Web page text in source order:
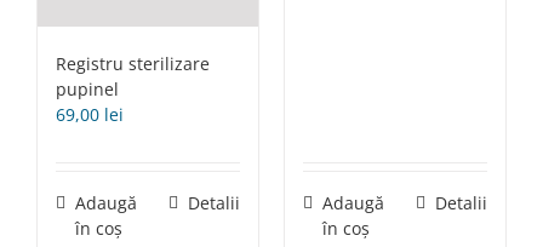
Registru sterilizare
pupinel
69,00 lei
Adaugă
în coș
Detalii
Adaugă
în coș
Detalii